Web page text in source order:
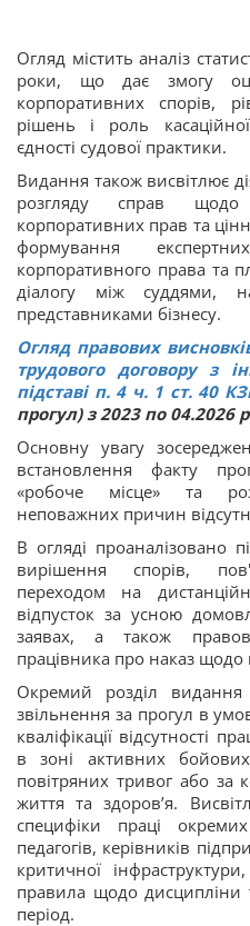
Огляд містить аналіз
роки, що дає змогу
корпоративних спорів,
рішень і роль
єдності судової практики.
Видання також висвітлює
розгляду справ щодо
корпоративних прав та
формування
корпоративного права та
діалогу між суддями,
представниками бізнесу.
Огляд правових
трудового договору з
підставі п. 4 ч. 1 ст.40
прогул) з 2023 по 04.2026
Основну увагу
встановлення факту
«робоче місце» та
неповажних причин
В огляді проаналізовано
вирішення спорів,
переходом на
відпусток за усною
заявах, а також
працівника про наказ
Окремий розділ видання
звільнення за прогул в
кваліфікації відсутності
в зоні активних
повітряних тривог або за
життя та здоров’я.
специфіки праці
педагогів, керівників
критичної
правила щодо дисципліни
період.